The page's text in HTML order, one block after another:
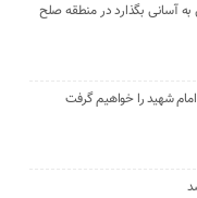
آسانی بگذارد در منطقه صلح
شهید را خواهیم گرفت